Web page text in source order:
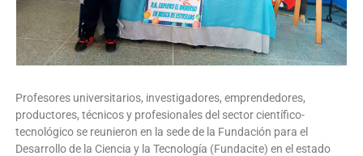
Profesores universitarios, investigadores, emprendedores,
productores, técnicos y profesionales del sector científico-
tecnológico se reunieron en la sede de la Fundación para el
Desarrollo de la Ciencia y la Tecnología (Fundacite) en el estado